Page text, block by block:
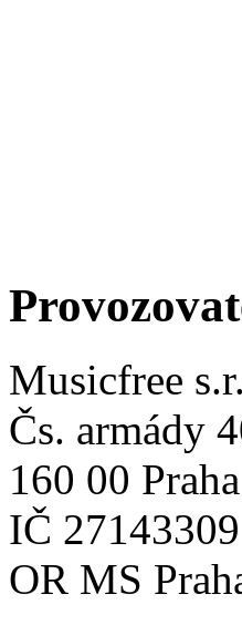
Musicfree
Čs. armády
160 00
IČ 27143309
OR MS